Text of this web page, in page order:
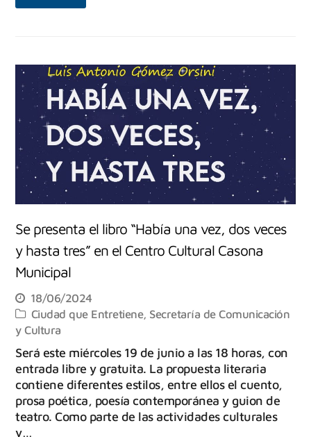
Se presenta el libro “Había una vez, dos veces
y hasta tres” en el Centro Cultural Casona
Municipal
18/06/2024
Ciudad que Entretiene, Secretaría de Comunicación
y Cultura
Será este miércoles 19 de junio a las 18 horas, con
entrada libre y gratuita. La propuesta literaria
contiene diferentes estilos, entre ellos el cuento,
prosa poética, poesía contemporánea y guion de
teatro. Como parte de las actividades culturales
y…